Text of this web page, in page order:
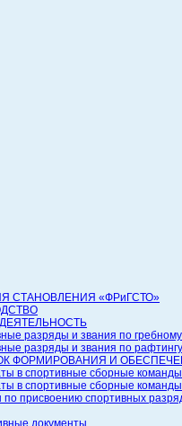
СТАНОВЛЕНИЯ «ФРиГСТО»
разряды и звания по
разряды и звания по рафтингу
ФОРМИРОВАНИЯ И
в спортивные сборные
в спортивные сборные
по присвоению спортивных
документы